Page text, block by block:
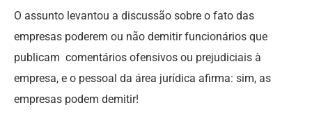
O assunto levantou a discussão sobre o fato das
empresas poderem ou não demitir funcionários que
publicam comentários ofensivos ou prejudiciais à
empresa, e o pessoal da área jurídica afirma: sim, as
empresas podem demitir!